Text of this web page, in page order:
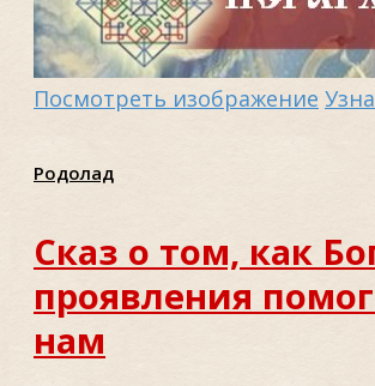
Посмотреть изображение
Родолад
Сказ о том, как
проявления
нам